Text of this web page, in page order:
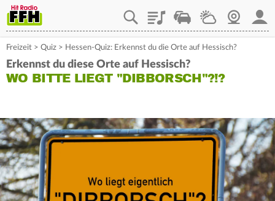
PlaylistStaupilotWetterWebcam
Freizeit > Quiz > Hessen-Quiz: Erkennst du die Orte auf Hessisch?
Erkennst du diese Orte auf Hessisch?
WO BITTE LIEGT "DIBBORSCH"?!?